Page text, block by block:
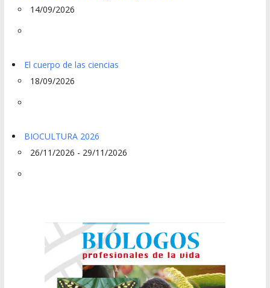
14/09/2026
El cuerpo de las ciencias
18/09/2026
BIOCULTURA 2026
26/11/2026 - 29/11/2026